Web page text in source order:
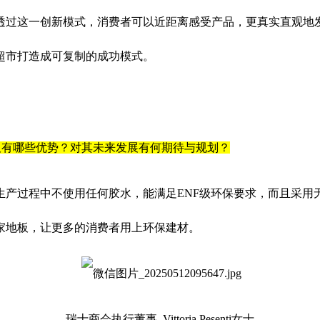
一创新模式，消费者可以近距离感受产品，更真实直观
打造成可复制的成功模式。
哪些优势？对其未来发展有何期待与规划？
程中不使用任何胶水，能满足ENF级环保要求，而且采用
板，让更多的消费者用上环保建材。